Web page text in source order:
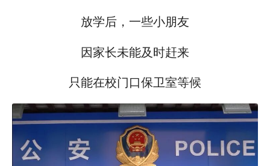
放学后，一些小朋友
因家长未能及时赶来
只能在校门口保卫室等候